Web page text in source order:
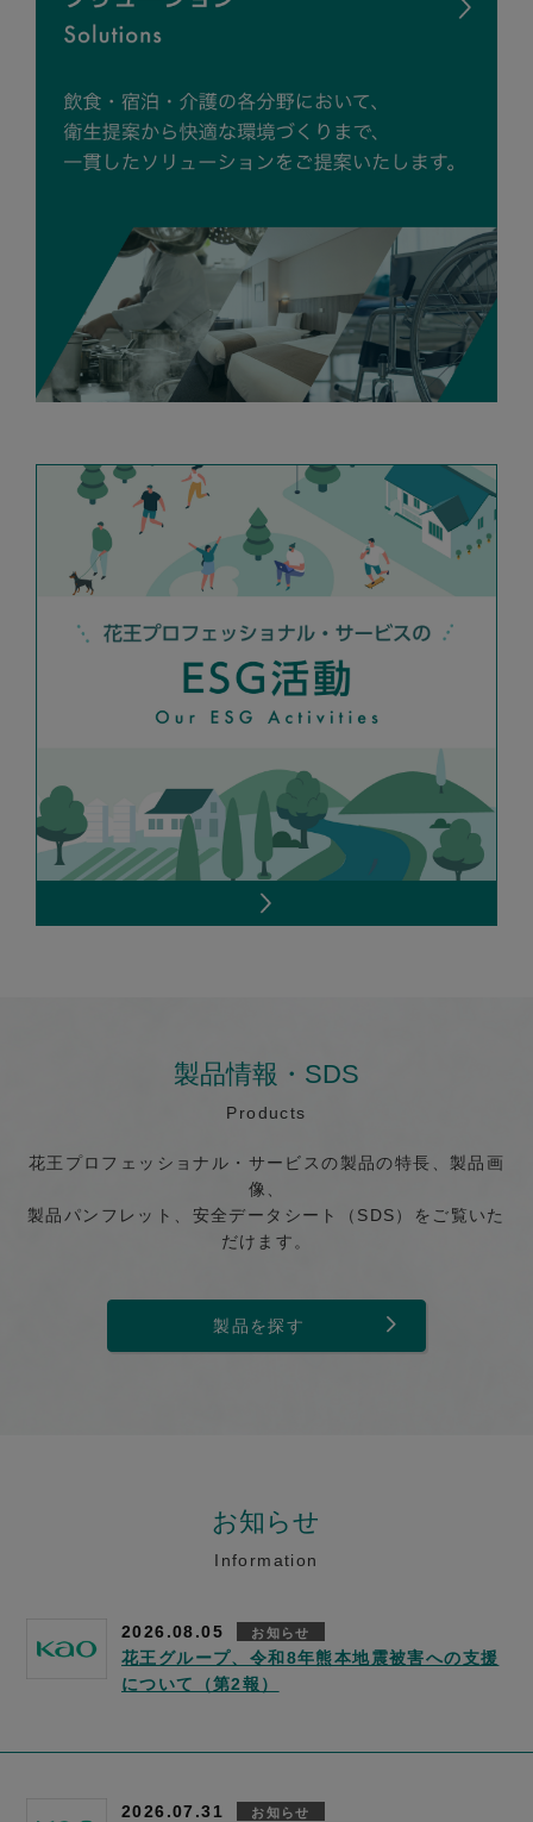
製品情報・SDS
Products
花王プロフェッショナル・サービスの製品の特長、製品画
像、
製品パンフレット、安全データシート（SDS）をご覧いた
だけます。
製品を探す
お知らせ
Information
2026.08.05 お知らせ
花王グループ、令和8年熊本地震被害への支援
について（第2報）
2026.07.31 お知らせ